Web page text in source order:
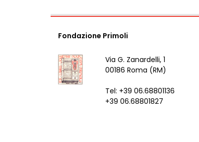
Fondazione Primoli
Via G. Zanardelli, 1
00186 Roma (RM)
Tel: +39 06.68801136
+39 06.68801827